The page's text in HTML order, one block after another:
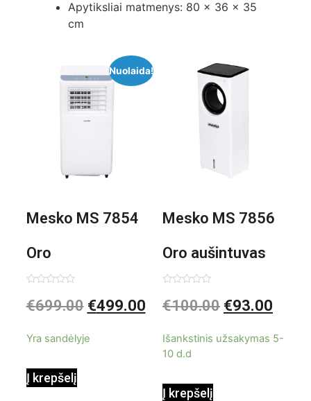
Apytiksliai matmenys: 80 x 36 x 35
cm
Nuolaida!
Mesko MS 7854
Oro
kondicionierius
0
iš
€699.00 €499.00
Yra sandėlyje
Į krepšelį
Mesko MS 7856
Oro aušintuvas
be ašmenų 3in1
0
iš
€100.00 €93.00
Išankstinis užsakymas 5-
10 d.d
Į krepšelį